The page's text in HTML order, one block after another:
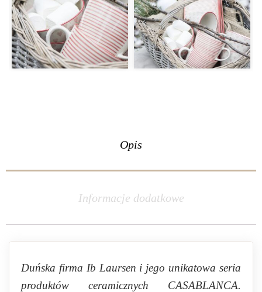
Opis
Informacje dodatkowe
Duńska firma Ib Laursen i jego unikatowa seria
produktów ceramicznych CASABLANCA.